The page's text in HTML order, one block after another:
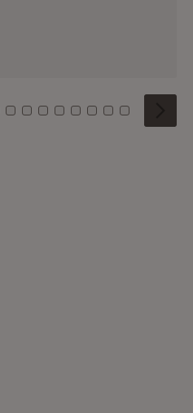
2 3 4 5
Kachel: 6
Zu Kachel: 7
Zu Kachel: 8
Zu Kachel: 9
Zu Kachel: 10
Zu Kachel: 11
Zu Kachel: 12
Zu Kachel:
Zu